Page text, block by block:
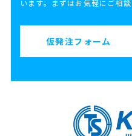
います。まずはお気軽にご相談
仮発注フォーム